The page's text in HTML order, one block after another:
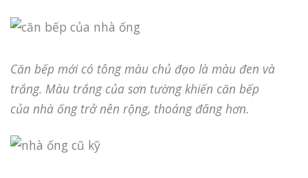
Căn bếp mới có tông màu chủ đạo là màu đen và
trắng. Màu trắng của sơn tường khiến căn bếp
của nhà ống trở nên rộng, thoáng đãng hơn.